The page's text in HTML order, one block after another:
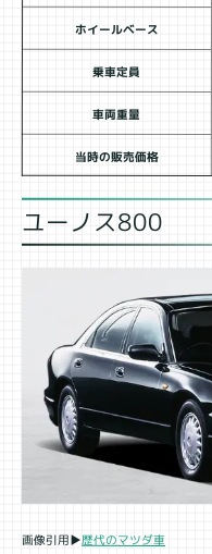
ホイールベース
乗車定員
車両重量
当時の販売価格
ユーノス800
画像引用▶歴代のマツダ車